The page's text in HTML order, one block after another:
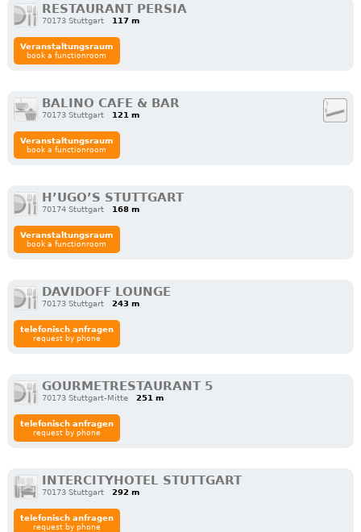
RESTAURANT PERSIA
70173 Stuttgart 117 m
Veranstaltungsraum
book a functionroom
BALINO CAFE & BAR
70173 Stuttgart 121 m
Veranstaltungsraum
book a functionroom
H’UGO’S STUTTGART
70174 Stuttgart 168 m
Veranstaltungsraum
book a functionroom
DAVIDOFF LOUNGE
70173 Stuttgart 243 m
telefonisch anfragen
request by phone
GOURMETRESTAURANT 5
70173 Stuttgart-Mitte 251 m
telefonisch anfragen
request by phone
INTERCITYHOTEL STUTTGART
70173 Stuttgart 292 m
telefonisch anfragen
request by phone